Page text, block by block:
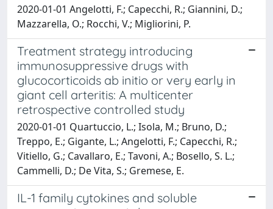
2020-01-01 Angelotti, F.; Capecchi, R.; Giannini, D.;
Mazzarella, O.; Rocchi, V.; Migliorini, P.
Treatment strategy introducing
immunosuppressive drugs with
glucocorticoids ab initio or very early in
giant cell arteritis: A multicenter
retrospective controlled study
2020-01-01 Quartuccio, L.; Isola, M.; Bruno, D.;
Treppo, E.; Gigante, L.; Angelotti, F.; Capecchi, R.;
Vitiello, G.; Cavallaro, E.; Tavoni, A.; Bosello, S. L.;
Cammelli, D.; De Vita, S.; Gremese, E.
IL-1 family cytokines and soluble